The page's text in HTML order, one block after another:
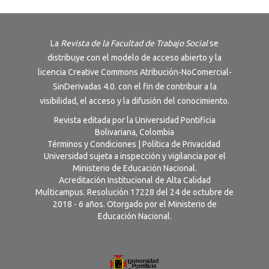
La Revista de la Facultad de Trabajo Socialse
distribuye con el modelo de acceso abierto y la
licencia Creative Commons Atribución-NoComercial-
SinDerivadas 4.0. con el fin de contribuir a la
visibilidad, el acceso y la difusión del conocimiento.
Revista editada por la Universidad Pontificia
Bolivariana, Colombia
Términos y Condiciones
Política de Privacidad
Universidad sujeta a inspección y vigilancia por el
Ministerio de Educación Nacional.
Acreditación Institucional de Alta Calidad
Multicampus. Resolución 17228 del 24 de octubre de
2018 - 6 años. Otorgado por el Ministerio de
Educación Nacional.